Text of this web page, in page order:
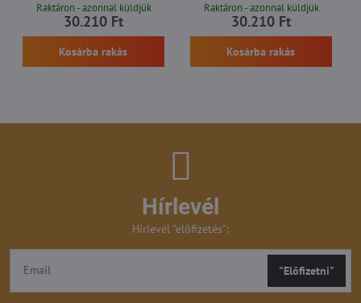
Raktáron - azonnal küldjük
30.210 Ft
Kosárba rakás
Raktáron - azonnal küldjük
30.210 Ft
Kosárba rakás
Hírlevél
Hírlevél "előfizetés":
"Előfizetni"